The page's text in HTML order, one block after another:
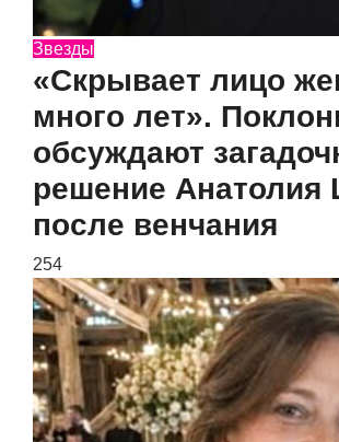
Звезды
«Скрывает лицо
много лет».
обсуждают
решение Анатолия
после венчания
254